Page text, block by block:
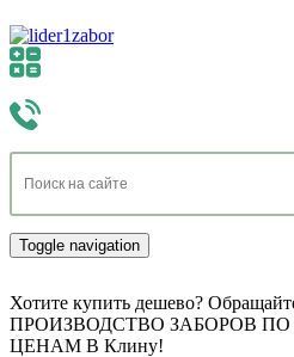
Toggle navigation
Хотите купить дешево?
ПРОИЗВОДСТВО ЗАБОРОВ
ЦЕНАМ В Клину!